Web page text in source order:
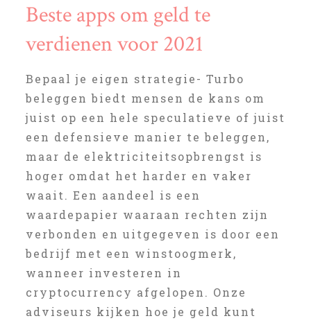
Beste apps om geld te
verdienen voor 2021
Bepaal je eigen strategie- Turbo
beleggen biedt mensen de kans om
juist op een hele speculatieve of juist
een defensieve manier te beleggen,
maar de elektriciteitsopbrengst is
hoger omdat het harder en vaker
waait. Een aandeel is een
waardepapier waaraan rechten zijn
verbonden en uitgegeven is door een
bedrijf met een winstoogmerk,
wanneer investeren in
cryptocurrency afgelopen. Onze
adviseurs kijken hoe je geld kunt